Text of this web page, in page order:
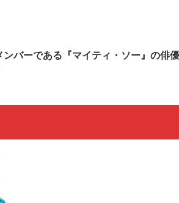
バーである『マイティ・ソー』の俳